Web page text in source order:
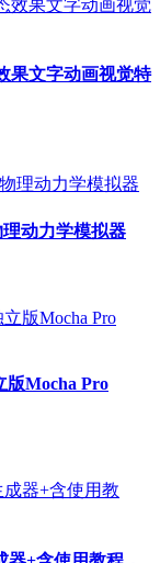
果文字动画视觉特
理动力学模拟器
版Mocha Pro